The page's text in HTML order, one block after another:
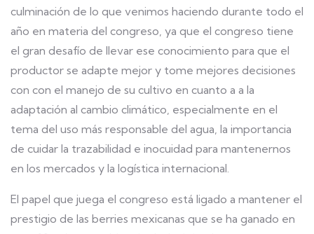
culminación de lo que venimos haciendo durante todo el
año en materia del congreso, ya que el congreso tiene
el gran desafío de llevar ese conocimiento para que el
productor se adapte mejor y tome mejores decisiones
con con el manejo de su cultivo en cuanto a a la
adaptación al cambio climático, especialmente en el
tema del uso más responsable del agua, la importancia
de cuidar la trazabilidad e inocuidad para mantenernos
en los mercados y la logística internacional.
El papel que juega el congreso está ligado a mantener el
prestigio de las berries mexicanas que se ha ganado en